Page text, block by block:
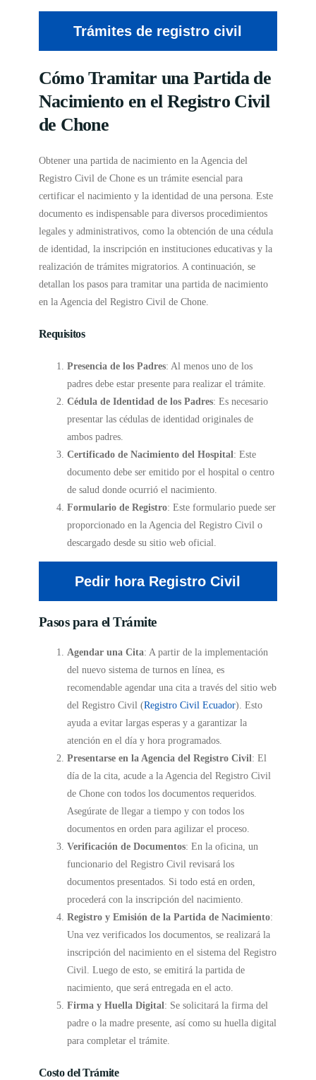
Trámites de registro civil
Cómo Tramitar una Partida de
Nacimiento en el Registro Civil
de Chone
Obtener una partida de nacimiento en la Agencia del
Registro Civil de Chone es un trámite esencial para
certificar el nacimiento y la identidad de una persona. Este
documento es indispensable para diversos procedimientos
legales y administrativos, como la obtención de una cédula
de identidad, la inscripción en instituciones educativas y la
realización de trámites migratorios. A continuación, se
detallan los pasos para tramitar una partida de nacimiento
en la Agencia del Registro Civil de Chone.
Requisitos
Presencia de los Padres: Al menos uno de los
padres debe estar presente para realizar el trámite.
Cédula de Identidad de los Padres: Es necesario
presentar las cédulas de identidad originales de
ambos padres.
Certificado de Nacimiento del Hospital: Este
documento debe ser emitido por el hospital o centro
de salud donde ocurrió el nacimiento.
Formulario de Registro: Este formulario puede ser
proporcionado en la Agencia del Registro Civil o
descargado desde su sitio web oficial.
Pedir hora Registro Civil
Pasos para el Trámite
Agendar una Cita: A partir de la implementación
del nuevo sistema de turnos en línea, es
recomendable agendar una cita a través del sitio web
del Registro Civil (Registro Civil Ecuador). Esto
ayuda a evitar largas esperas y a garantizar la
atención en el día y hora programados.
Presentarse en la Agencia del Registro Civil: El
día de la cita, acude a la Agencia del Registro Civil
de Chone con todos los documentos requeridos.
Asegúrate de llegar a tiempo y con todos los
documentos en orden para agilizar el proceso.
Verificación de Documentos: En la oficina, un
funcionario del Registro Civil revisará los
documentos presentados. Si todo está en orden,
procederá con la inscripción del nacimiento.
Registro y Emisión de la Partida de Nacimiento:
Una vez verificados los documentos, se realizará la
inscripción del nacimiento en el sistema del Registro
Civil. Luego de esto, se emitirá la partida de
nacimiento, que será entregada en el acto.
Firma y Huella Digital: Se solicitará la firma del
padre o la madre presente, así como su huella digital
para completar el trámite.
Costo del Trámite